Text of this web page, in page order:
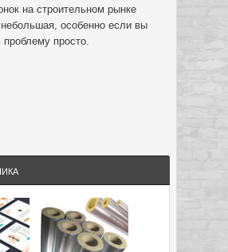
на строительном рынке
особенно если вы
проблему просто.